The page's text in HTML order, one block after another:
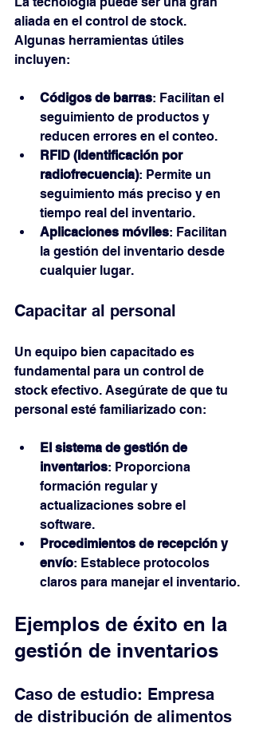
aliada en el control de stock.
Algunas herramientas útiles
incluyen:
Códigos de barras: Facilitan el
seguimiento de productos y
reducen errores en el conteo.
RFID (Identificación por
radiofrecuencia): Permite un
seguimiento más preciso y en
tiempo real del inventario.
Aplicaciones móviles: Facilitan
la gestión del inventario desde
cualquier lugar.
Capacitar al personal
Un equipo bien capacitado es
fundamental para un control de
stock efectivo. Asegúrate de que tu
personal esté familiarizado con:
El sistema de gestión de
inventarios: Proporciona
formación regular y
actualizaciones sobre el
software.
Procedimientos de recepción y
envío: Establece protocolos
claros para manejar el inventario.
Ejemplos de éxito en la
gestión de inventarios
Caso de estudio: Empresa
de distribución de alimentos